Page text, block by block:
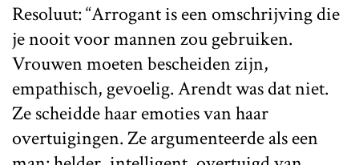
Resoluut: “Arrogant is een omschrijving die
je nooit voor mannen zou gebruiken.
Vrouwen moeten bescheiden zijn,
empathisch, gevoelig. Arendt was dat niet.
Ze scheidde haar emoties van haar
overtuigingen. Ze argumenteerde als een